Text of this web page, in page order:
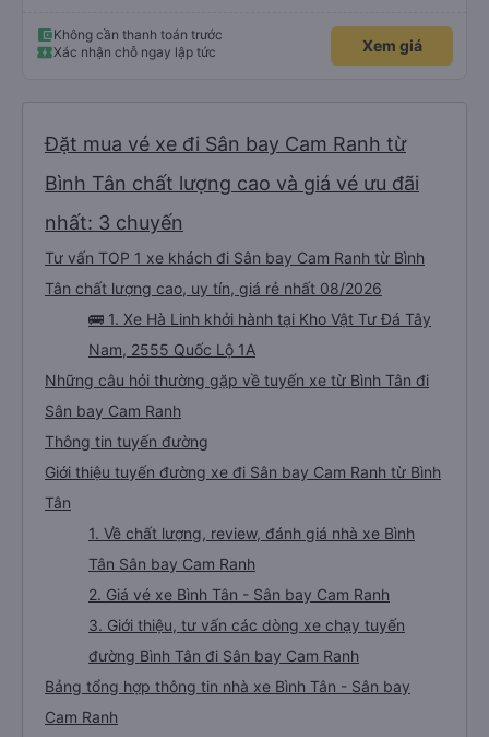
Không cần thanh toán trước
Xác nhận chỗ ngay lập tức
Xem giá
Đặt mua vé xe đi Sân bay Cam Ranh từ
Bình Tân chất lượng cao và giá vé ưu đãi
nhất: 3 chuyến
Tư vấn TOP 1 xe khách đi Sân bay Cam Ranh từ Bình
Tân chất lượng cao, uy tín, giá rẻ nhất 08/2026
🚌 1. Xe Hà Linh khởi hành tại Kho Vật Tư Đá Tây
Nam, 2555 Quốc Lộ 1A
Những câu hỏi thường gặp về tuyến xe từ Bình Tân đi
Sân bay Cam Ranh
Thông tin tuyến đường
Giới thiệu tuyến đường xe đi Sân bay Cam Ranh từ Bình
Tân
1. Về chất lượng, review, đánh giá nhà xe Bình
Tân Sân bay Cam Ranh
2. Giá vé xe Bình Tân - Sân bay Cam Ranh
3. Giới thiệu, tư vấn các dòng xe chạy tuyến
đường Bình Tân đi Sân bay Cam Ranh
Bảng tổng hợp thông tin nhà xe Bình Tân - Sân bay
Cam Ranh